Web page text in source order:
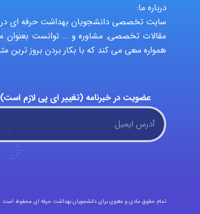
درباره ما:
مقالات تخصصی, مشاوره و … توانست بعنوان
همواره سعی می کند که با بکار بردن بروز ترین
عضویت در خبرنامه (تغییر ای پی لازم است)
تمام حقوق مادی و معنوی برای دانشجویان بهداشت حرفه ای محفوظ است